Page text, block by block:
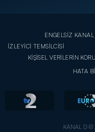
ENGELSİZ
İZLEYİCİ TEMSİLCİSİ
KİŞİSEL VERİLERİN
HATA
KANAL D ©